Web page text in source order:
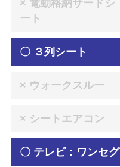
× 電動格納サードシ
ート
〇 ３列シート
× ウォークスルー
× シートエアコン
〇 テレビ：ワンセグ